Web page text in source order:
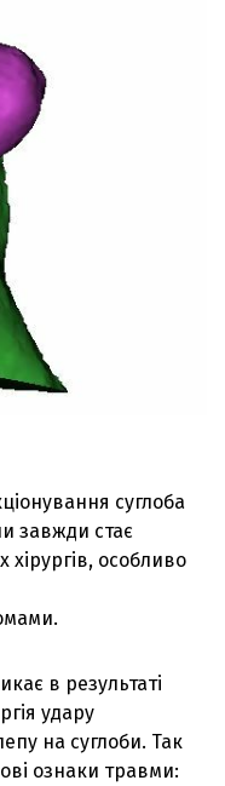
суглоба
завжди стає
особливо
в результаті
удару
на суглоби. Так
ознаки травми: